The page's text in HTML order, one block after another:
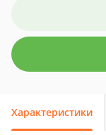
Характеристики